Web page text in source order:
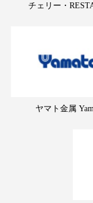
チェリー・
ヤマト金属